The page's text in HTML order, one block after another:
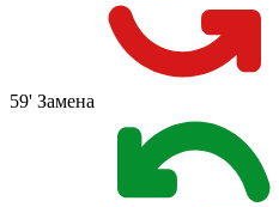
59' Замена